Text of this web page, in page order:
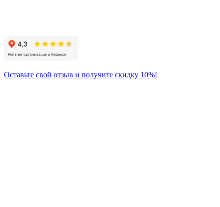
Оставьте свой отзыв и получите скидку 10%!